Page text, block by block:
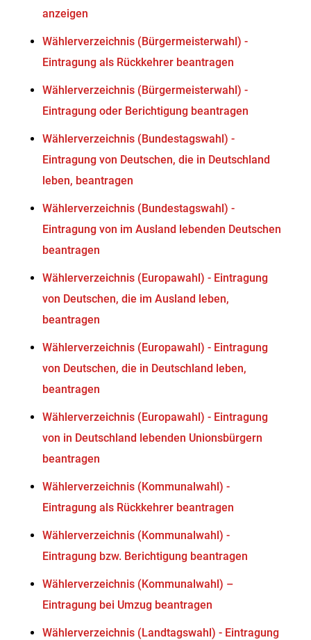
anzeigen
Wählerverzeichnis (Bürgermeisterwahl) -
Eintragung als Rückkehrer beantragen
Wählerverzeichnis (Bürgermeisterwahl) -
Eintragung oder Berichtigung beantragen
Wählerverzeichnis (Bundestagswahl) -
Eintragung von Deutschen, die in Deutschland
leben, beantragen
Wählerverzeichnis (Bundestagswahl) -
Eintragung von im Ausland lebenden Deutschen
beantragen
Wählerverzeichnis (Europawahl) - Eintragung
von Deutschen, die im Ausland leben,
beantragen
Wählerverzeichnis (Europawahl) - Eintragung
von Deutschen, die in Deutschland leben,
beantragen
Wählerverzeichnis (Europawahl) - Eintragung
von in Deutschland lebenden Unionsbürgern
beantragen
Wählerverzeichnis (Kommunalwahl) -
Eintragung als Rückkehrer beantragen
Wählerverzeichnis (Kommunalwahl) -
Eintragung bzw. Berichtigung beantragen
Wählerverzeichnis (Kommunalwahl) –
Eintragung bei Umzug beantragen
Wählerverzeichnis (Landtagswahl) - Eintragung